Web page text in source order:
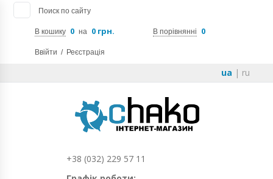
Поиск по сайту
В кошику 0 на 0 грн. В порівнянні 0
Ввійти / Реєстрація
ua | ru
+38 (032) 229 57 11